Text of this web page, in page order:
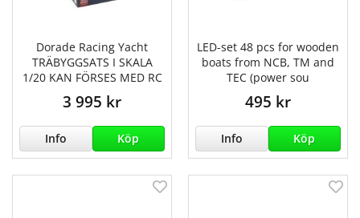
Dorade Racing Yacht
TRÄBYGGSATS I SKALA
1/20 KAN FÖRSES MED RC
3 995 kr
Info Köp
LED-set 48 pcs for wooden
boats from NCB, TM and
TEC (power sou
495 kr
Info Köp